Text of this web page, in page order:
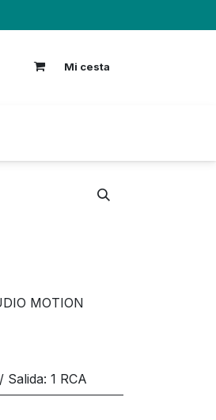
Mi cesta
MOTION
Salida: 1 RCA